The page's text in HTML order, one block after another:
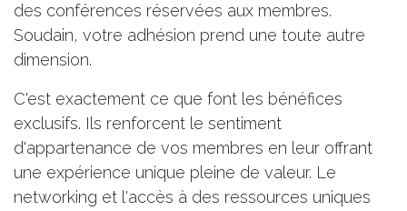
des conférences réservées aux membres.
Soudain, votre adhésion prend une toute autre
dimension.
C'est exactement ce que font les bénéfices
exclusifs. Ils renforcent le sentiment
d'appartenance de vos membres en leur offrant
une expérience unique pleine de valeur. Le
networking et l'accès à des ressources uniques